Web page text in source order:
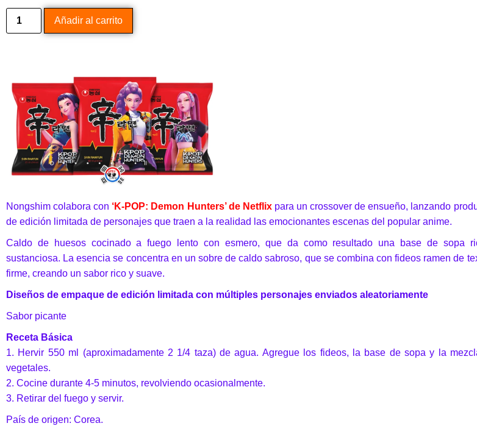
Añadir al carrito
Nongshim colabora con ‘K-POP: Demon Hunters’ de Netflix para un crossover de ensueño, lanzando
de edición limitada de personajes que traen a la realidad las emocionantes escenas del popular anime.
Caldo de huesos cocinado a fuego lento con esmero, que da como resultado una base de sopa
sustanciosa. La esencia se concentra en un sobre de caldo sabroso, que se combina con fideos ramen de
firme, creando un sabor rico y suave.
Diseños de empaque de edición limitada con múltiples personajes enviados aleatoriamente
Sabor picante
Receta Básica
1. Hervir 550 ml (aproximadamente 2 1/4 taza) de agua. Agregue los fideos, la base de sopa y la
vegetales.
2. Cocine durante 4-5 minutos, revolviendo ocasionalmente.
3. Retirar del fuego y servir.
País de origen: Corea.